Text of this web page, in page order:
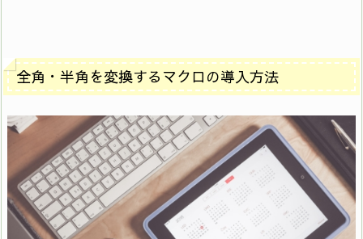
全角・半角を変換するマクロの導入方法